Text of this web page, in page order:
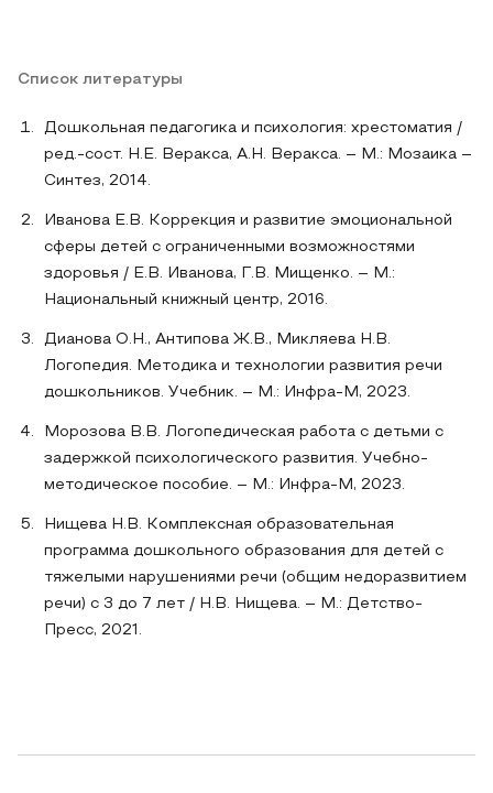
Список литературы
Дошкольная педагогика и психология: хрестоматия /
ред.-сост. Н.Е. Веракса, А.Н. Веракса. – М.: Мозаика –
Синтез, 2014.
Иванова Е.В. Коррекция и развитие эмоциональной
сферы детей с ограниченными возможностями
здоровья / Е.В. Иванова, Г.В. Мищенко. – М.:
Национальный книжный центр, 2016.
Дианова О.Н., Антипова Ж.В., Микляева Н.В.
Логопедия. Методика и технологии развития речи
дошкольников. Учебник. – М.: Инфра-М, 2023.
Морозова В.В. Логопедическая работа с детьми с
задержкой психологического развития. Учебно-
методическое пособие. – М.: Инфра-М, 2023.
Нищева Н.В. Комплексная образовательная
программа дошкольного образования для детей с
тяжелыми нарушениями речи (общим недоразвитием
речи) с 3 до 7 лет / Н.В. Нищева. – М.: Детство-
Пресс, 2021.